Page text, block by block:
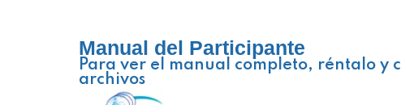
Manual del Participante
Para ver el manual completo, réntalo y
archivos